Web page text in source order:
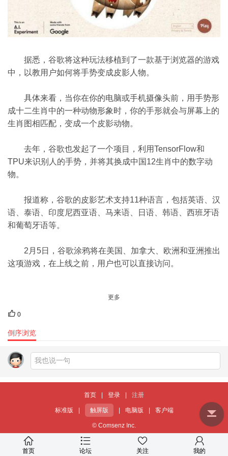
据悉，谷歌将这种玩法移植到了一款基于浏览器的游戏
中，以教用户如何将手势变成皮影人物。
具体来看，当你在你的电脑或手机摄像头前，用手势形
成十二生肖中的一种动物形象时，你的手形就会与屏幕上的
生肖图相匹配，变成一个皮影动物。
去年，谷歌也发起了一个项目，利用TensorFlow和
TPU来识别人的手势，并将其换成中国12生肖中的数字动
物。
报道称，谷歌的皮影艺术支持11种语言，包括英语、汉
语、泰语、印度尼西亚语、马来语、日语、韩语、西班牙语
和葡萄牙语等。
2月5日，谷歌涂鸦将在美国、加拿大、欧洲和亚洲推出
这项游戏，在上线之前，用户也可以直接访问。
更多
0
倒序浏览
首页 登录 注册
标准版 触屏版 电脑版 客户端
© Comsenz Inc.
首页 论坛 关注 我的